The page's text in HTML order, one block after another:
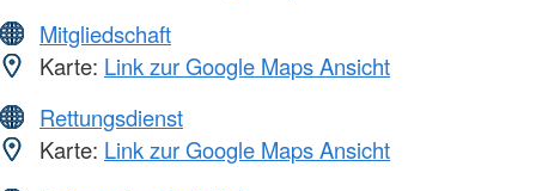
Mitgliedschaft
Karte: Link zur Google Maps Ansicht
Rettungsdienst
Karte: Link zur Google Maps Ansicht